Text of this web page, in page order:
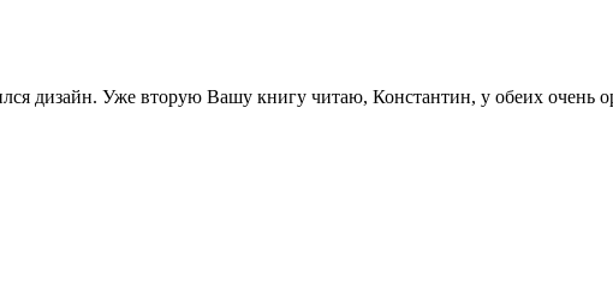
дизайн. Уже вторую Вашу книгу читаю, Константин, у обеих очень